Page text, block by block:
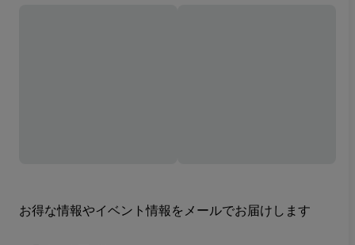
お得な情報やイベント情報をメールでお届けします